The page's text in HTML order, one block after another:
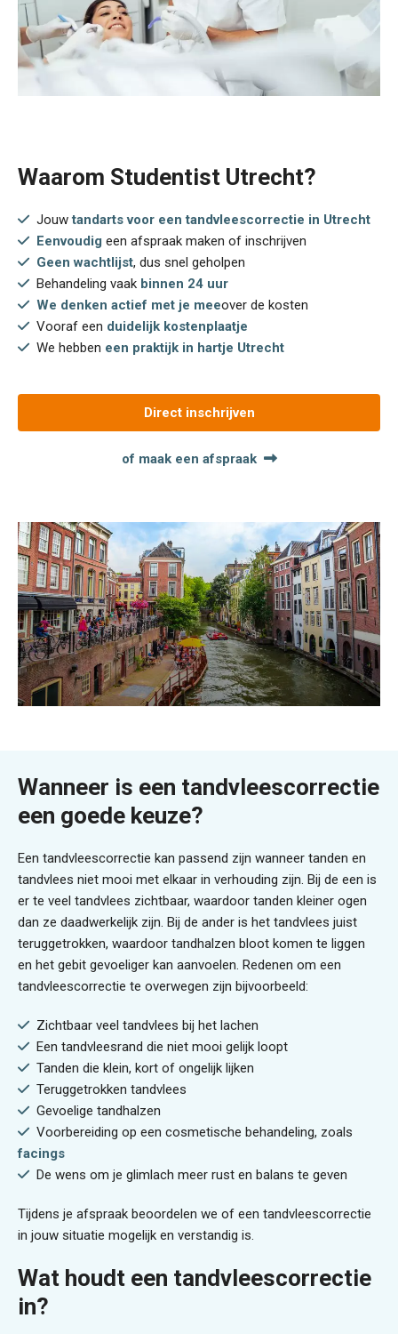
Waarom Studentist Utrecht?
Jouwtandarts voor een tandvleescorrectie in Utrecht
Eenvoudig een afspraak maken of inschrijven
Geen wachtlijst, dus snel geholpen
Behandeling vaak binnen 24 uur
We denken actief met je meeover de kosten
Vooraf een duidelijk kostenplaatje
We hebben een praktijk in hartje Utrecht
Direct inschrijven
of maak een afspraak
Wanneer is een tandvleescorrectie
een goede keuze?
Een tandvleescorrectie kan passend zijn wanneer tanden en
tandvlees niet mooi met elkaar in verhouding zijn. Bij de een is
er te veel tandvlees zichtbaar, waardoor tanden kleiner ogen
dan ze daadwerkelijk zijn. Bij de ander is het tandvlees juist
teruggetrokken, waardoor tandhalzen bloot komen te liggen
en het gebit gevoeliger kan aanvoelen. Redenen om een
tandvleescorrectie te overwegen zijn bijvoorbeeld:
Zichtbaar veel tandvlees bij het lachen
Een tandvleesrand die niet mooi gelijk loopt
Tanden die klein, kort of ongelijk lijken
Teruggetrokken tandvlees
Gevoelige tandhalzen
Voorbereiding op een cosmetische behandeling, zoals
facings
De wens om je glimlach meer rust en balans te geven
Tijdens je afspraak beoordelen we of een tandvleescorrectie
in jouw situatie mogelijk en verstandig is.
Wat houdt een tandvleescorrectie
in?